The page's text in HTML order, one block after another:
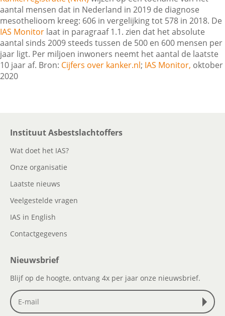
Contactgegevens
Zoeken
aantal mensen dat in Nederland in 2019 de diagnose
mesothelioom kreeg: 606 in vergelijking tot 578 in 2018. De
IAS Monitor laat in paragraaf 1.1. zien dat het absolute
aantal sinds 2009 steeds tussen de 500 en 600 mensen per
jaar ligt. Per miljoen inwoners neemt het aantal de laatste
10 jaar af. Bron: Cijfers over kanker.nl; IAS Monitor, oktober
2020
Instituut Asbestslachtoffers
Wat doet het IAS?
Onze organisatie
Laatste nieuws
Veelgestelde vragen
IAS in English
Contactgegevens
Nieuwsbrief
Blijf op de hoogte, ontvang 4x per jaar onze nieuwsbrief.